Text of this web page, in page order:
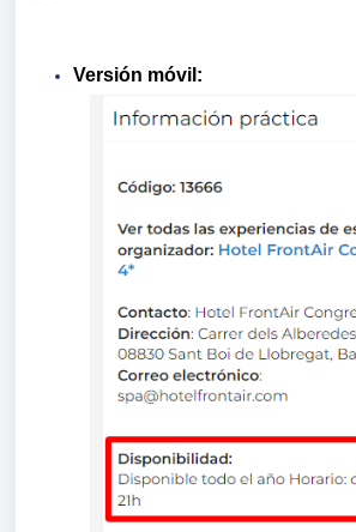
Versión móvil: